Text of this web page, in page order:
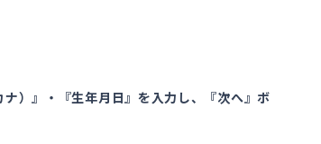
）』・『生年月日』を入力し、『次へ』ボ